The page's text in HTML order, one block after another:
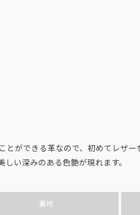
ができる革なので、初めてレザー
い深みのある色艶が現れます。
裏地